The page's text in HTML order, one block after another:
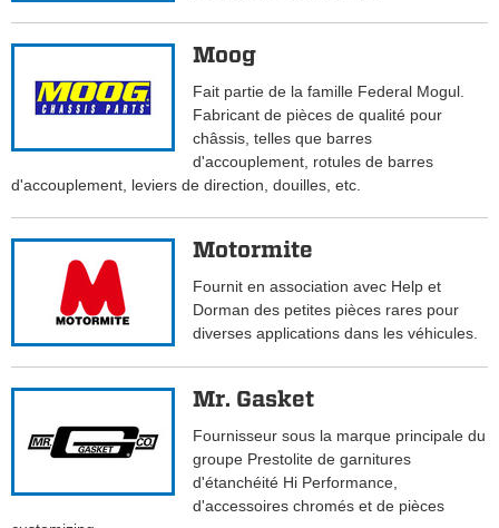
Moog
Fait partie de la famille Federal Mogul.
Fabricant de pièces de qualité pour
châssis, telles que barres
d'accouplement, rotules de barres
d'accouplement, leviers de direction, douilles, etc.
Motormite
Fournit en association avec Help et
Dorman des petites pièces rares pour
diverses applications dans les véhicules.
Mr. Gasket
Fournisseur sous la marque principale du
groupe Prestolite de garnitures
d'étanchéité Hi Performance,
d'accessoires chromés et de pièces